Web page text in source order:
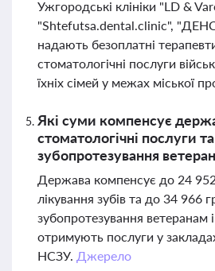
Ужгородські клініки "LD &
"Shtefutsa.dental.clinic",
надають безоплатні
стоматологічні послуги
їхніх сімей у межах міської
Які суми компенсує
стоматологічні послуги та
зубопротезування
Держава компенсує до 24
лікування зубів та до 34 966
зубопротезування ветеранам
отримують послуги у
НСЗУ. Джерело